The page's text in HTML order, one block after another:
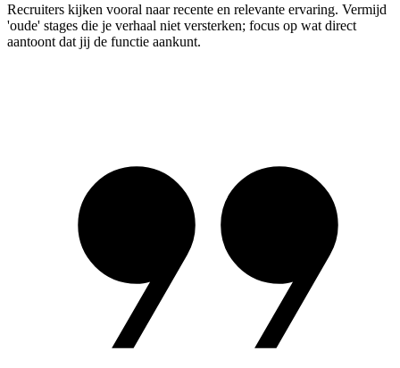
Recruiters kijken vooral naar recente en relevante ervaring. Vermijd
'oude' stages die je verhaal niet versterken; focus op wat direct
aantoont dat jij de functie aankunt.